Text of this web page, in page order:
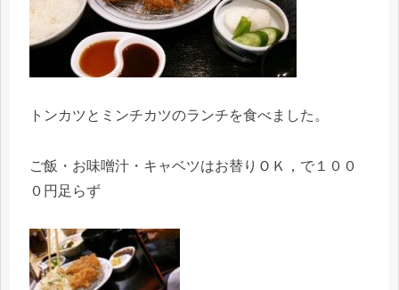
トンカツとミンチカツのランチを食べました。
ご飯・お味噌汁・キャベツはお替りＯＫ，で１００
０円足らず